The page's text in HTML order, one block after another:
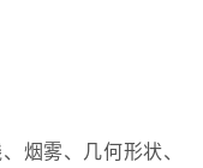
烟雾、几何形状、